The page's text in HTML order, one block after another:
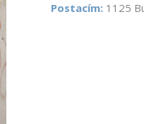
Postacím: 1125